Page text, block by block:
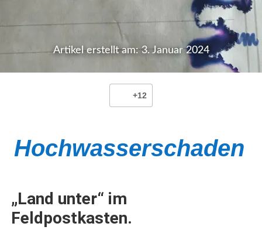
Artikel erstellt am: 3. Januar 2024
+12
Hochwasserschaden
„Land unter“ im
Feldpostkasten.